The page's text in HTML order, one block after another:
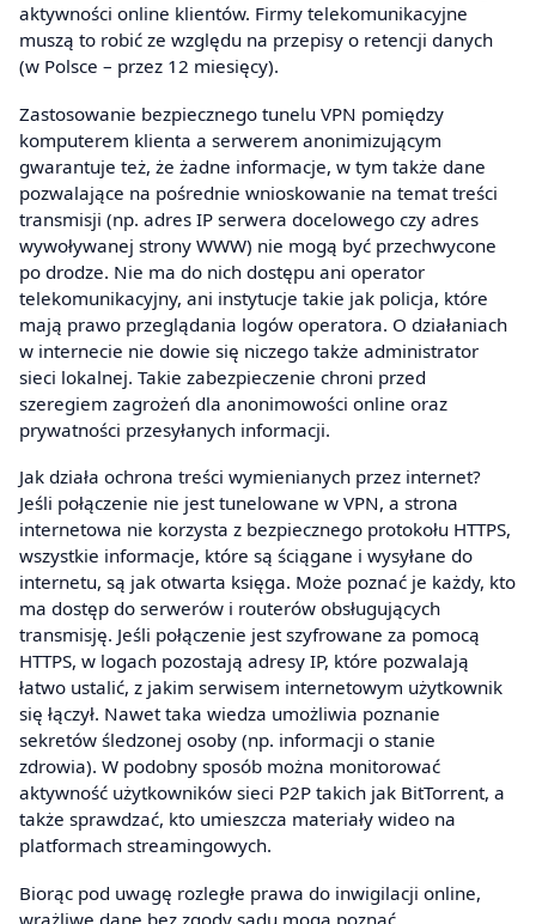
aktywności online klientów. Firmy telekomunikacyjne
muszą to robić ze względu na przepisy o retencji danych
(w Polsce – przez 12 miesięcy).
Zastosowanie bezpiecznego tunelu VPN pomiędzy
komputerem klienta a serwerem anonimizującym
gwarantuje też, że żadne informacje, w tym także dane
pozwalające na pośrednie wnioskowanie na temat treści
transmisji (np. adres IP serwera docelowego czy adres
wywoływanej strony WWW) nie mogą być przechwycone
po drodze. Nie ma do nich dostępu ani operator
telekomunikacyjny, ani instytucje takie jak policja, które
mają prawo przeglądania logów operatora. O działaniach
w internecie nie dowie się niczego także administrator
sieci lokalnej. Takie zabezpieczenie chroni przed
szeregiem zagrożeń dla anonimowości online oraz
prywatności przesyłanych informacji.
Jak działa ochrona treści wymienianych przez internet?
Jeśli połączenie nie jest tunelowane w VPN, a strona
internetowa nie korzysta z bezpiecznego protokołu HTTPS,
wszystkie informacje, które są ściągane i wysyłane do
internetu, są jak otwarta księga. Może poznać je każdy, kto
ma dostęp do serwerów i routerów obsługujących
transmisję. Jeśli połączenie jest szyfrowane za pomocą
HTTPS, w logach pozostają adresy IP, które pozwalają
łatwo ustalić, z jakim serwisem internetowym użytkownik
się łączył. Nawet taka wiedza umożliwia poznanie
sekretów śledzonej osoby (np. informacji o stanie
zdrowia). W podobny sposób można monitorować
aktywność użytkowników sieci P2P takich jak BitTorrent, a
także sprawdzać, kto umieszcza materiały wideo na
platformach streamingowych.
Biorąc pod uwagę rozległe prawa do inwigilacji online,
wrażliwe dane bez zgody sądu mogą poznać